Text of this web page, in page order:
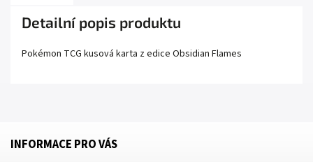
Detailní popis produktu
Pokémon TCG kusová karta z edice Obsidian Flames
INFORMACE PRO VÁS